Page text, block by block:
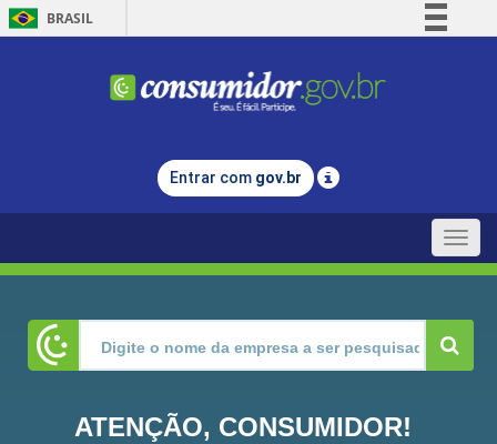
BRASIL
Comunica BR
Legislação
Entrar com gov.br
Toggle
ATENÇÃO, CONSUMIDOR!